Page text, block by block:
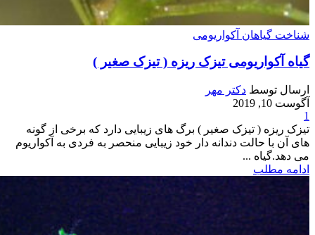
شناخت گیاهان آکواریومی
گیاه آکواریومی تیزک ریزه ( تیزک صغیر )
ارسال توسط دکتر مهر
آگوست 10, 2019
1
تیزک ریزه ( تیزک صغیر ) برگ های زیبایی دارد که برخی از گونه
های آن با حالت دندانه دار خود زیبایی منحصر به فردی به آکواریوم
می دهد.گیاه ...
ادامه مطلب